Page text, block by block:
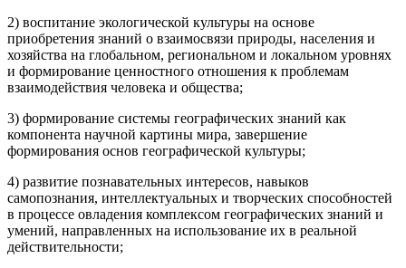
2) воспитание экологической культуры на основе
приобретения знаний о взаимосвязи природы, населения и
хозяйства на глобальном, региональном и локальном уровнях
и формирование ценностного отношения к проблемам
взаимодействия человека и общества;
3) формирование системы географических знаний как
компонента научной картины мира, завершение
формирования основ географической культуры;
4) развитие познавательных интересов, навыков
самопознания, интеллектуальных и творческих способностей
в процессе овладения комплексом географических знаний и
умений, направленных на использование их в реальной
действительности;